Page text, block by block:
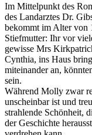
Im Mittelpunkt des
des Landarztes Dr.
bekommt im Alter von
Stiefmutter: Ihr vor
gewisse Mrs
Cynthia, ins Haus
miteinander an,
sein.
Während Molly zwar
unscheinbar ist und
strahlende Schönheit,
der Geschichte